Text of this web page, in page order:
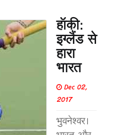
हॉकी:
इग्लैंड से
हारा
भारत
Dec 02,
2017
भुवनेश्वर।